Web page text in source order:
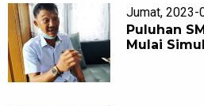
Jumat, 2023-
Puluhan
Mulai